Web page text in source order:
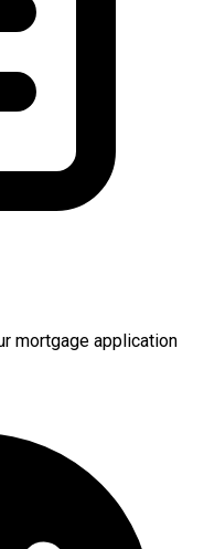
mortgage application